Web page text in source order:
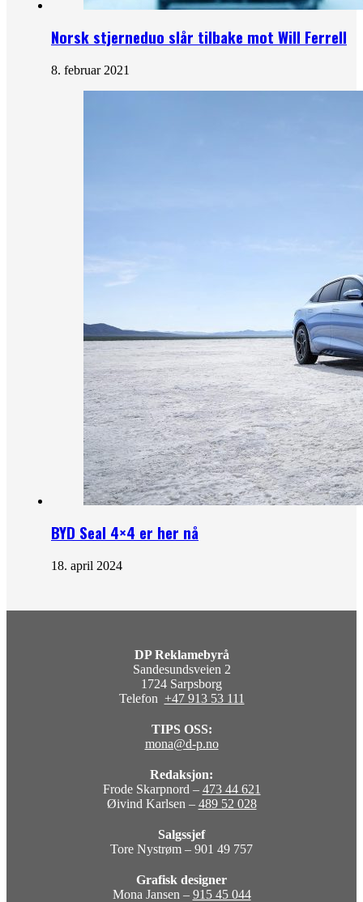
Norsk stjerneduo slår tilbake mot Will Ferrell
8. februar 2021
BYD Seal 4×4 er her nå
18. april 2024
DP Reklamebyrå
Sandesundsveien 2
1724 Sarpsborg
Telefon +47 913 53 111
TIPS OSS:
mona@d-p.no
Redaksjon:
Frode Skarpnord – 473 44 621
Øivind Karlsen – 489 52 028
Salgssjef
Tore Nystrøm – 901 49 757
Grafisk designer
Mona Jansen – 915 45 044